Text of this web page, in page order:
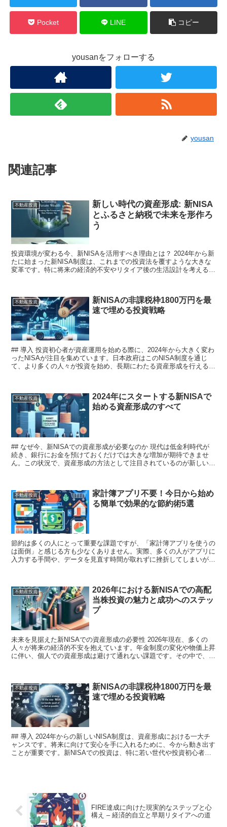
Pocket LINE コピー
yousanをフォローする
yousan
関連記事
不動産投資
新しい時代の資産形成: 新NISA
とふるさと納税で未来を形作ろ
う
投資環境が変わる今、新NISAを活用すべき理由とは？ 2024年から新
たに始まった新NISA制度は、これまでの投資法を覆すような大きな
変革です。特に将来の経済的不安やリタイア後の生活設計を考える多
不動産投資
新NISAの非課税枠1800万円を最
速で埋める投資戦略
## 導入 投資初心者が資産運用を始める際に、2024年から大きく変わ
ったNISAが注目を集めています。日本政府はこのNISA制度を通じ
て、より多くの人々が投資を始め、長期にわたる資産形成を行えるよ
不動産投資
2024年にスタートする新NISAで
始める資産形成のすべて
## なぜ今、新NISAでの資産形成が必要なのか 現代は低金利時代が
続き、銀行にお金を預けておくだけでは大きな増加が期待できませ
ん。この状況で、資産形成の方法として注目されているのが新しい
不動産投資
家計簿アプリ不要！今日から始め
る簡単で効果的な節約術5選
節約は多くの人にとって重要な課題ですが、「家計簿アプリを使うの
は面倒」と感じる方も少なくありません。実際、多くの人がアプリに
入力する手間や、データを見直す時間が取れずに挫折してしまいがち
不動産投資
2026年における新NISAでの高配
当株投資の魅力と成功へのステッ
プ
未来を見据えた新NISAでの資産形成の必要性 2026年現在、多くの
人々が将来の経済的不安を抱えています。年金制度の変化や物価上昇
に伴い、個人での資産形成は避けて通れない課題です。その中で、
不動産投資
新NISAの非課税枠1800万円を最
速で埋める投資戦略
## 導入 2024年からの新しいNISA制度は、資産形成における一大チ
ャンスです。将来に向けて安心を手に入れるために、今から動き出す
ことが重要です。新NISAでの投資は、特に若い世代や投資初心者に
FIRE達成に向けた現実的なステップと心
構え – 経済的自立と早期リタイアへの道